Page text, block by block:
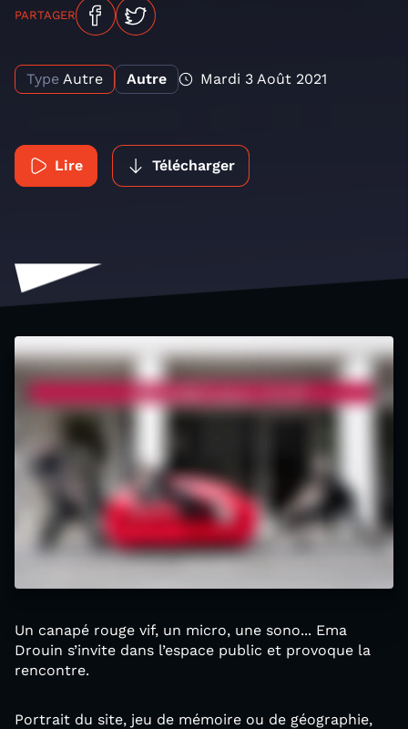
PARTAGER
Type Autre Autre Mardi 3 Août 2021
Lire Télécharger
Un canapé rouge vif, un micro, une sono... Ema
Drouin s’invite dans l’espace public et provoque la
rencontre.
Portrait du site, jeu de mémoire ou de géographie,